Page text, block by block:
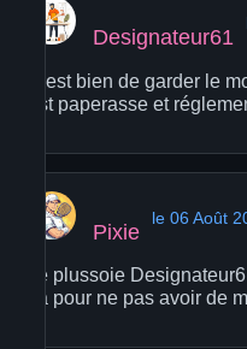
Designateur61
C'est bien de garder le
est paperasse et
Pixie
le 06 Août
Je plussoie
ça pour ne pas avoir de